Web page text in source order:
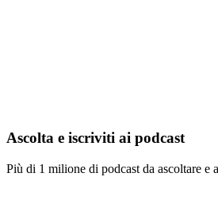
Ascolta e iscriviti ai podcast
Più di 1 milione di podcast da ascoltare e